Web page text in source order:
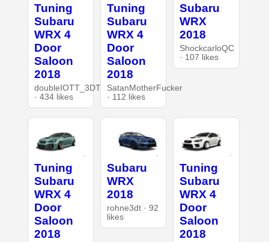
Tuning
Subaru
WRX 4
Door
Saloon
2018
doubleIOTT_3DT
· 434 likes
Tuning
Subaru
WRX 4
Door
Saloon
2018
SatanMotherFucker
· 112 likes
Subaru
WRX
2018
ShockcarloQC
· 107 likes
Tuning
Subaru
WRX 4
Door
Saloon
2018
Subaru
WRX
2018
rohne3dt · 92
likes
Tuning
Subaru
WRX 4
Door
Saloon
2018